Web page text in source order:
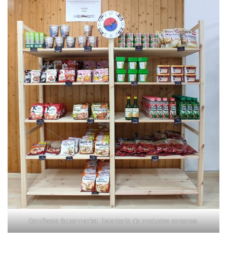
Coruñasia Supermarket: Estantería de productos coreanos.